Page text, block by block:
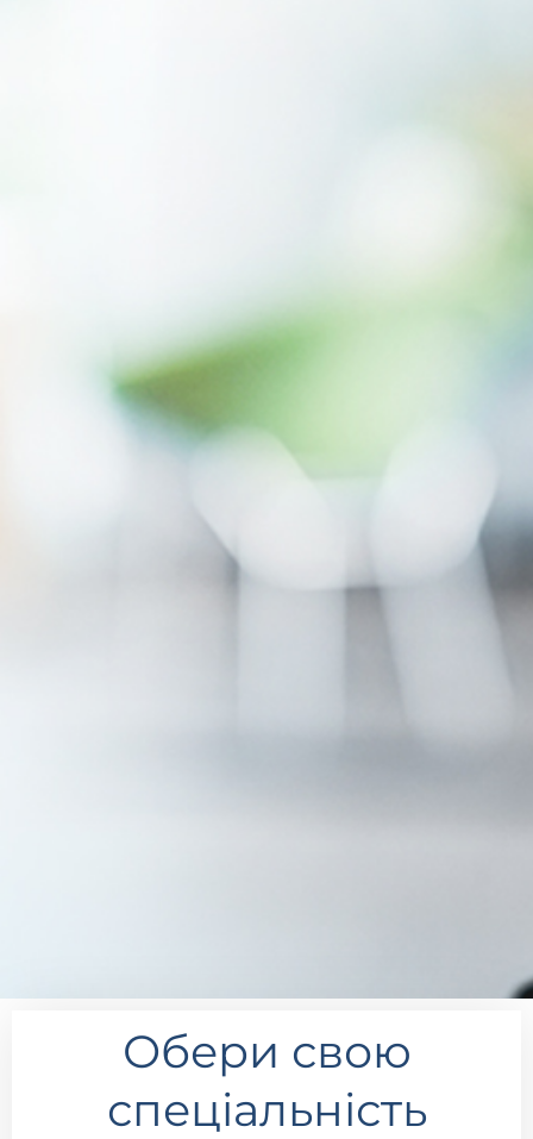
Обери свою
спеціальність